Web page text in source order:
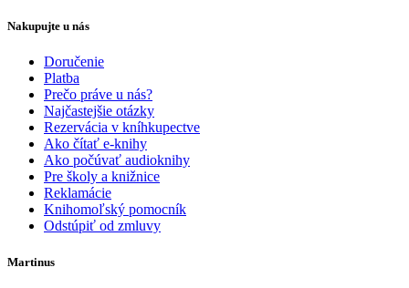
Nakupujte u nás
Doručenie
Platba
Prečo práve u nás?
Najčastejšie otázky
Rezervácia v kníhkupectve
Ako čítať e-knihy
Ako počúvať audioknihy
Pre školy a knižnice
Reklamácie
Knihomoľský pomocník
Odstúpiť od zmluvy
Martinus